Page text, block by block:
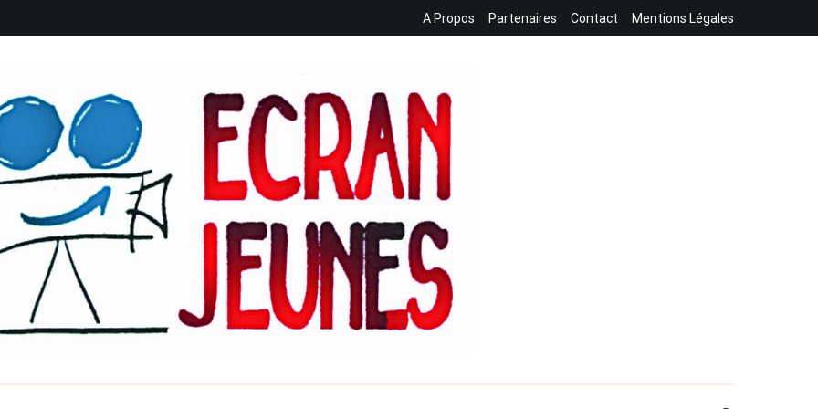
A Propos Partenaires Contact Mentions Légales